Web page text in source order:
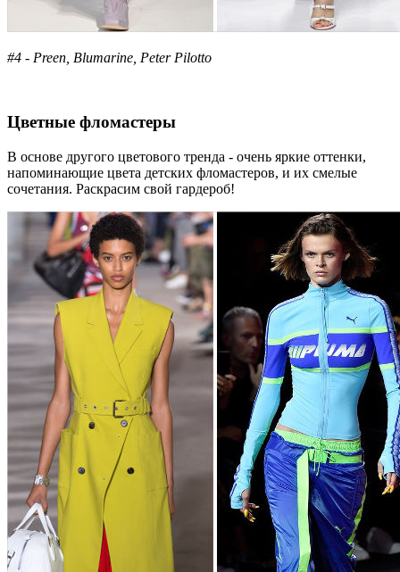
#4 - Preen, Blumarine, Peter Pilotto
Цветные фломастеры
В основе другого цветового тренда - очень яркие оттенки,
напоминающие цвета детских фломастеров, и их смелые
сочетания. Раскрасим свой гардероб!